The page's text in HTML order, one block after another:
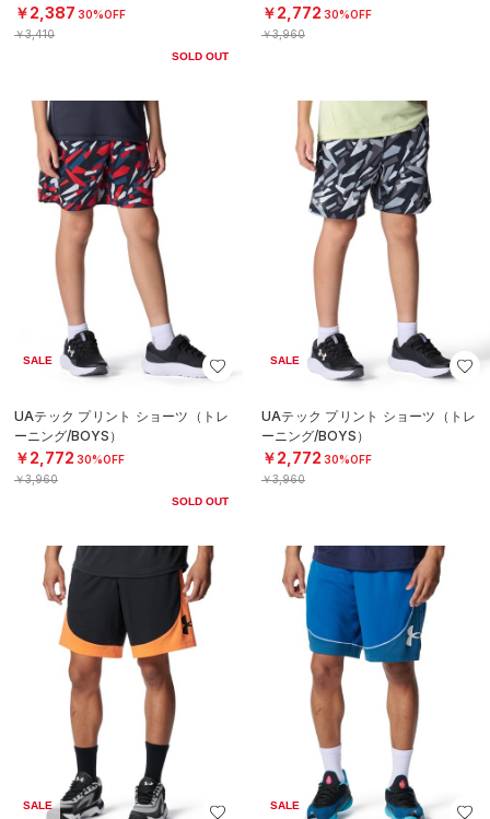
￥2,387 30%OFF
￥3,410
SOLD OUT
￥2,772 30%OFF
￥3,960
SALE
UAテック プリント ショーツ（トレ
ーニング/BOYS）
￥2,772 30%OFF
￥3,960
SOLD OUT
SALE
UAテック プリント ショーツ（トレ
ーニング/BOYS）
￥2,772 30%OFF
￥3,960
SALE SALE